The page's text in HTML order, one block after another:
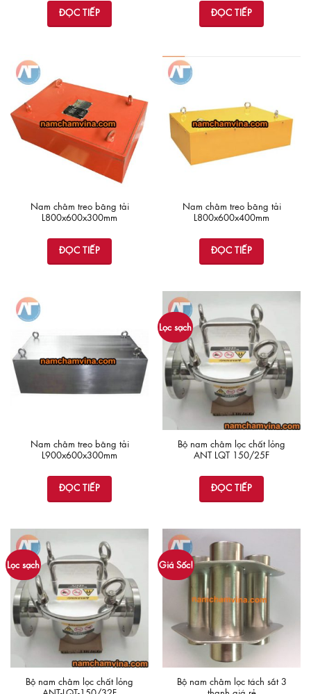
ĐỌC TIẾP ĐỌC TIẾP
Nam châm treo băng tải
L800x600x300mm
ĐỌC TIẾP
Nam châm treo băng tải
L800x600x400mm
ĐỌC TIẾP
Nam châm treo băng tải
L900x600x300mm
ĐỌC TIẾP
Lọc sạch
Bộ nam châm lọc chất lỏng
ANT LQT 150/25F
ĐỌC TIẾP
Lọc sạch
Bộ nam châm lọc chất lỏng
Giá Sốc!
Bộ nam châm lọc tách sắt 3